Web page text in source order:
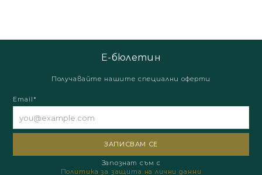
Е-бюлетин
Получавайте нашите специални оферти
Email*
Запознат съм с
Политика за защита на лични данни